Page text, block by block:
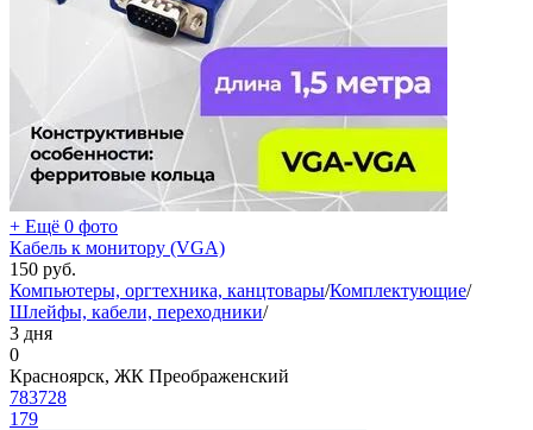
+ Ещё 0 фото
Кабель к монитору (VGA)
150 руб.
Компьютеры, оргтехника, канцтовары/Комплектующие/
Шлейфы, кабели, переходники/
3 дня
0
Красноярск, ЖК Преображенский
783728
179